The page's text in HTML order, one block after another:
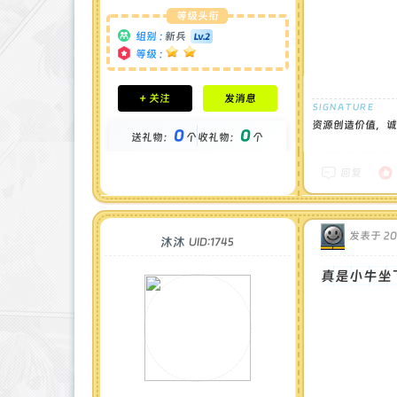
等级头衔
组别 : 新兵
等级 :
积分成就
钻石 : 0 颗
金币 : 0 枚
+ 关注 发消息
送礼物： 0个收礼物： 0个
资源创造价值，
沐沐 UID:1745 发表于
真是小牛坐